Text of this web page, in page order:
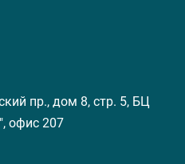
пр., дом 8, стр. 5, БЦ
офис 207